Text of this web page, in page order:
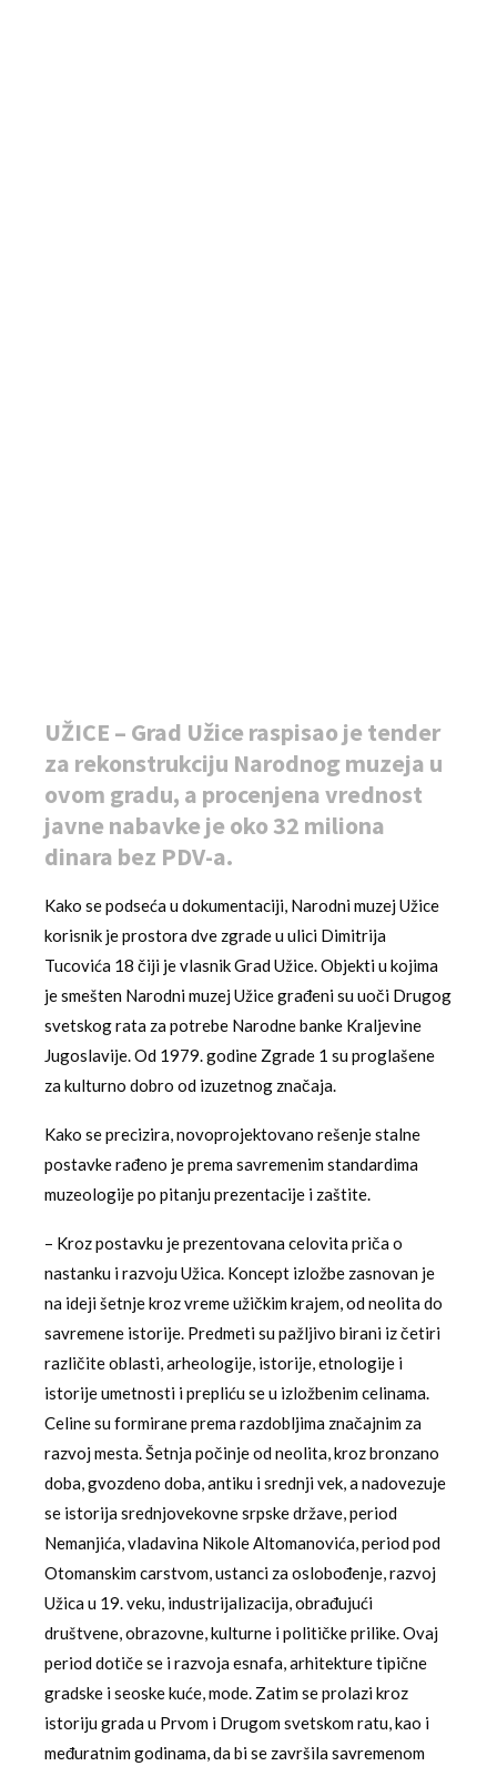
UŽICE – Grad Užice raspisao je tender
za rekonstrukciju Narodnog muzeja u
ovom gradu, a procenjena vrednost
javne nabavke je oko 32 miliona
dinara bez PDV-a.
Kako se podseća u dokumentaciji, Narodni muzej Užice
korisnik je prostora dve zgrade u ulici Dimitrija
Tucovića 18 čiji je vlasnik Grad Užice. Objekti u kojima
je smešten Narodni muzej Užice građeni su uoči Drugog
svetskog rata za potrebe Narodne banke Kraljevine
Jugoslavije. Od 1979. godine Zgrade 1 su proglašene
za kulturno dobro od izuzetnog značaja.
Kako se precizira, novoprojektovano rešenje stalne
postavke rađeno je prema savremenim standardima
muzeologije po pitanju prezentacije i zaštite.
– Kroz postavku je prezentovana celovita priča o
nastanku i razvoju Užica. Koncept izložbe zasnovan je
na ideji šetnje kroz vreme užičkim krajem, od neolita do
savremene istorije. Predmeti su pažljivo birani iz četiri
različite oblasti, arheologije, istorije, etnologije i
istorije umetnosti i prepliću se u izložbenim celinama.
Celine su formirane prema razdobljima značajnim za
razvoj mesta. Šetnja počinje od neolita, kroz bronzano
doba, gvozdeno doba, antiku i srednji vek, a nadovezuje
se istorija srednjovekovne srpske države, period
Nemanjića, vladavina Nikole Altomanovića, period pod
Otomanskim carstvom, ustanci za oslobođenje, razvoj
Užica u 19. veku, industrijalizacija, obrađujući
društvene, obrazovne, kulturne i političke prilike. Ovaj
period dotiče se i razvoja esnafa, arhitekture tipične
gradske i seoske kuće, mode. Zatim se prolazi kroz
istoriju grada u Prvom i Drugom svetskom ratu, kao i
međuratnim godinama, da bi se završila savremenom